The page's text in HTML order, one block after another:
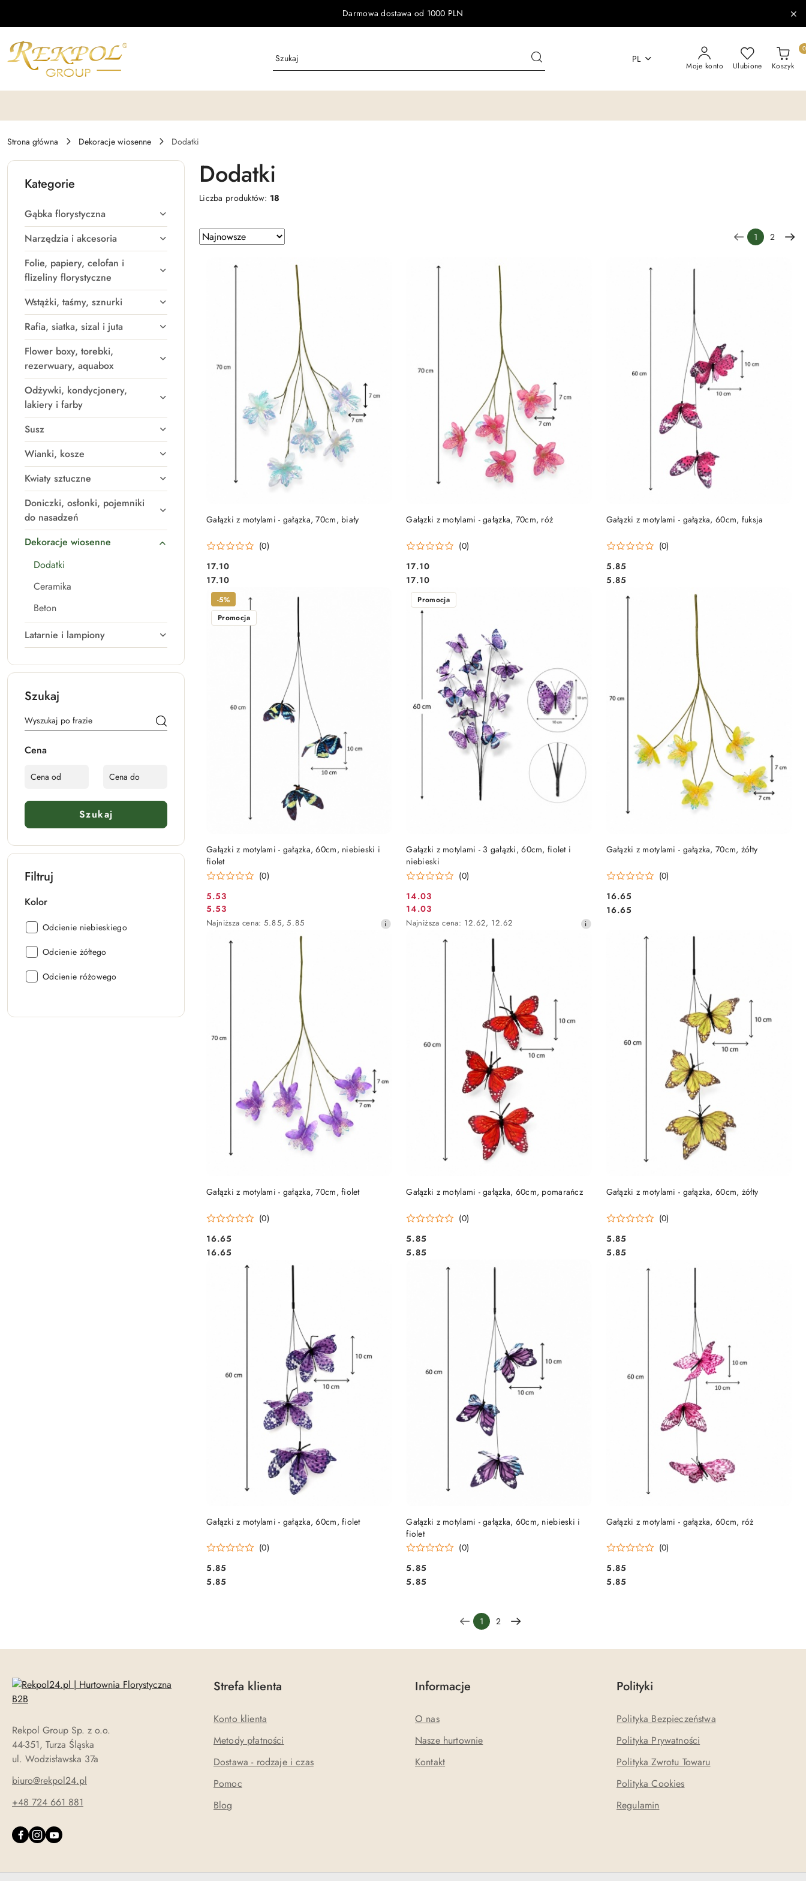
Darmowa dostawa od 1000 PLN
PL
Moje konto Ulubione Koszyk
0
Strona główna Dekoracje wiosenne Dodatki
Kategorie
Gąbka florystyczna
Narzędzia i akcesoria
Folie, papiery, celofan i
flizeliny florystyczne
Wstążki, taśmy, sznurki
Rafia, siatka, sizal i juta
Flower boxy, torebki,
rezerwuary, aquabox
Odżywki, kondycjonery,
lakiery i farby
Susz
Wianki, kosze
Kwiaty sztuczne
Doniczki, osłonki, pojemniki
do nasadzeń
Dekoracje wiosenne
Dodatki
Ceramika
Beton
Latarnie i lampiony
Szukaj
Cena
Szukaj
Filtruj
Kolor
Kolor:
Odcienie niebieskiego
Kolor:
Odcienie żółtego
Kolor:
Odcienie różowego
Dodatki
Liczba produktów: 18
Zastosowano
sortowanie:
Najnowsze.
Sortuj
według
1 2
Gałązki z motylami - gałązka, 70cm, biały
(0)
Cena:
17.10
Cena:
17.10
PRODUKT NIEDOSTĘPNY Gałązki z motylami - gałązka, 70cm, róż
(0)
Cena:
17.10
Cena:
17.10
PRODUKT NIEDOSTĘPNY Gałązki z motylami - gałązka, 60cm, fuksja
(0)
Cena:
5.85
Cena:
5.85
PRODUKT NIEDOSTĘPNY
Gałązki z motylami - gałązka, 60cm, niebieski i
fiolet
(0)
Cena
promocyjna:
5.53
Cena
promocyjna:
5.53
Najniższa
Najniższa cena: 5.85, 5.85
-5%
Promocja
DO KOSZYKA
Gałązki z motylami - 3 gałązki, 60cm, fiolet i
niebieski
(0)
Cena
promocyjna:
14.03
Cena
promocyjna:
14.03
Najniższa
Najniższa cena: 12.62, 12.62
Promocja
DO KOSZYKA Gałązki z motylami - gałązka, 70cm, żółty
(0)
Cena:
16.65
Cena:
16.65
PRODUKT NIEDOSTĘPNY
Gałązki z motylami - gałązka, 70cm, fiolet
(0)
Cena:
16.65
Cena:
16.65
PRODUKT NIEDOSTĘPNY Gałązki z motylami - gałązka, 60cm, pomarańcz
(0)
Cena:
5.85
Cena:
5.85
PRODUKT NIEDOSTĘPNY Gałązki z motylami - gałązka, 60cm, żółty
(0)
Cena:
5.85
Cena:
5.85
PRODUKT NIEDOSTĘPNY
Gałązki z motylami - gałązka, 60cm, fiolet
(0)
Cena:
5.85
Cena:
5.85
PRODUKT NIEDOSTĘPNY
Gałązki z motylami - gałązka, 60cm, niebieski i
fiolet
(0)
Cena:
5.85
Cena:
5.85
PRODUKT NIEDOSTĘPNY Gałązki z motylami - gałązka, 60cm, róż
(0)
Cena:
5.85
Cena:
5.85
PRODUKT NIEDOSTĘPNY
1 2
Rekpol Group Sp. z o.o.
44-351, Turza Śląska
ul. Wodzisławska 37a
biuro@rekpol24.pl
+48 724 661 881
Strefa klienta
Konto klienta
Metody płatności
Dostawa - rodzaje i czas
Pomoc
Blog
Informacje
O nas
Nasze hurtownie
Kontakt
Polityki
Polityka Bezpieczeństwa
Polityka Prywatności
Polityka Zwrotu Towaru
Polityka Cookies
Regulamin